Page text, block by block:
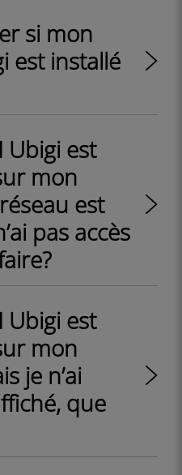
si mon
est installé
Ubigi est
mon
est
pas accès
Ubigi est
mon
je n’ai
que